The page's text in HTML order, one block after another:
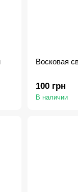
Восковая
100 грн
В наличии